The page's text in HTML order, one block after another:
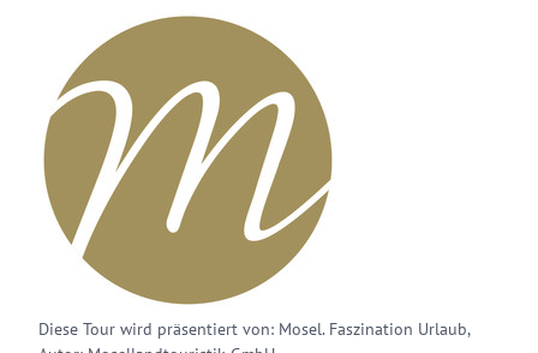
Diese Tour wird präsentiert von: Mosel. Faszination Urlaub,